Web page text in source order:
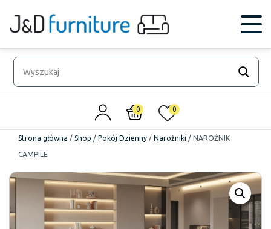
0 0
Strona główna / Shop / Pokój Dzienny / Narożniki / NAROŻNIK
CAMPILE